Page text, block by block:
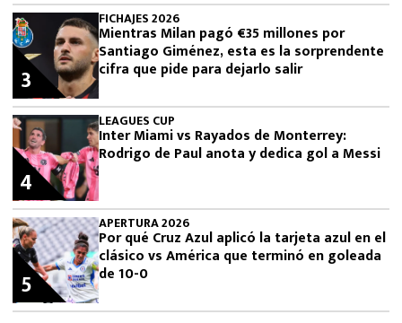
FICHAJES 2026
Mientras Milan pagó €35 millones por
Santiago Giménez, esta es la sorprendente
cifra que pide para dejarlo salir
3
LEAGUES CUP
Inter Miami vs Rayados de Monterrey:
Rodrigo de Paul anota y dedica gol a Messi
4
APERTURA 2026
Por qué Cruz Azul aplicó la tarjeta azul en el
clásico vs América que terminó en goleada
de 10-0
5